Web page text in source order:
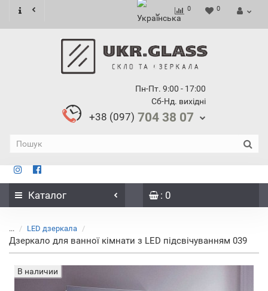
0 0
Пн-Пт. 9:00 - 17:00
Сб-Нд. вихідні
+38 (097) 704 38 07
Каталог : 0
... LED дзеркала
Дзеркало для ванної кімнати з LED підсвічуванням 039
В наличии